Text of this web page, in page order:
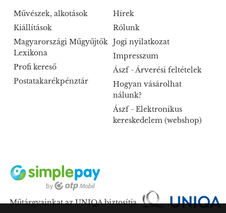
Művészek, alkotások
Kiállítások
Magyarországi Műgyűjtők
Lexikona
Profi kereső
Postatakarékpénztár
Hírek
Rólunk
Jogi nyilatkozat
Impresszum
Ászf - Árverési feltételek
Hogyan vásárolhat
nálunk?
Ászf - Elektronikus
kereskedelem (webshop)
Műtárgyainkat az UNIQA biztosítja